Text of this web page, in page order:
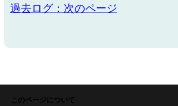
過去ログ：次のページ
このページについて